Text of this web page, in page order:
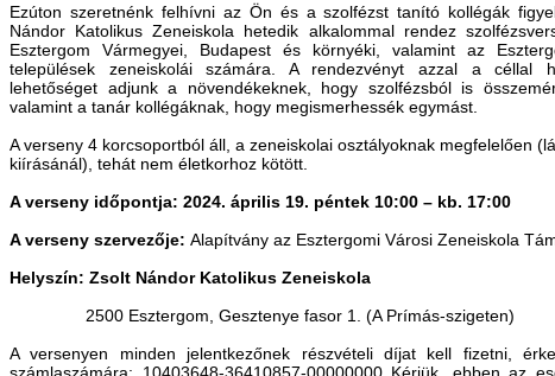
Ezúton szeretnénk felhívni az Ön és a szolfézst tanító kollégák
Nándor Katolikus Zeneiskola hetedik alkalommal rendez
Esztergom Vármegyei, Budapest és környéki, valamint az
települések zeneiskolái számára. A rendezvényt azzal a céllal
lehetőséget adjunk a növendékeknek, hogy szolfézsból is
valamint a tanár kollégáknak, hogy megismerhessék egymást.
A verseny 4 korcsoportból áll, a zeneiskolai osztályoknak megfelelően
kiírásánál), tehát nem életkorhoz kötött.
A verseny időpontja: 2024. április 19. péntek 10:00 ­– kb. 17:00
A verseny szervezője: Alapítvány az Esztergomi Városi Zeneiskola
Helyszín: Zsolt Nándor Katolikus Zeneiskola
2500 Esztergom, Gesztenye fasor 1. (A Prímás-szigeten)
A versenyen minden jelentkezőnek részvételi díjat kell fizetni,